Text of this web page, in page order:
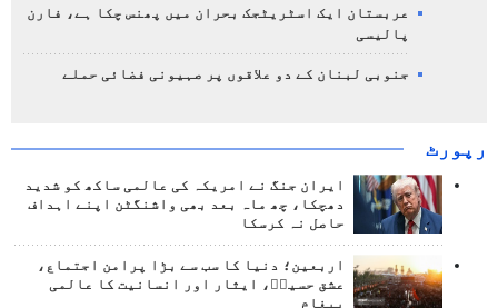
عربستان ایک اسٹریٹجک بحران میں پھنس چکا ہے، فارن
پالیسی
جنوبی لبنان کے دو علاقوں پر صہیونی فضائی حملے
رپورٹ
ایران جنگ نے امریکہ کی عالمی ساکھ کو شدید
دھچکا، چھ ماہ بعد بھی واشنگٹن اپنے اہداف
حاصل نہ کرسکا
اربعین؛ دنیا کا سب سے بڑا پرامن اجتماع،
عشق حسینؑ، ایثار اور انسانیت کا عالمی
پیغام